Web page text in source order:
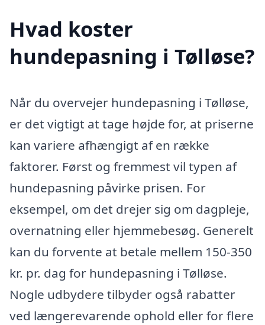
Hvad koster
hundepasning i Tølløse?
Når du overvejer hundepasning i Tølløse,
er det vigtigt at tage højde for, at priserne
kan variere afhængigt af en række
faktorer. Først og fremmest vil typen af
hundepasning påvirke prisen. For
eksempel, om det drejer sig om dagpleje,
overnatning eller hjemmebesøg. Generelt
kan du forvente at betale mellem 150-350
kr. pr. dag for hundepasning i Tølløse.
Nogle udbydere tilbyder også rabatter
ved længerevarende ophold eller for flere